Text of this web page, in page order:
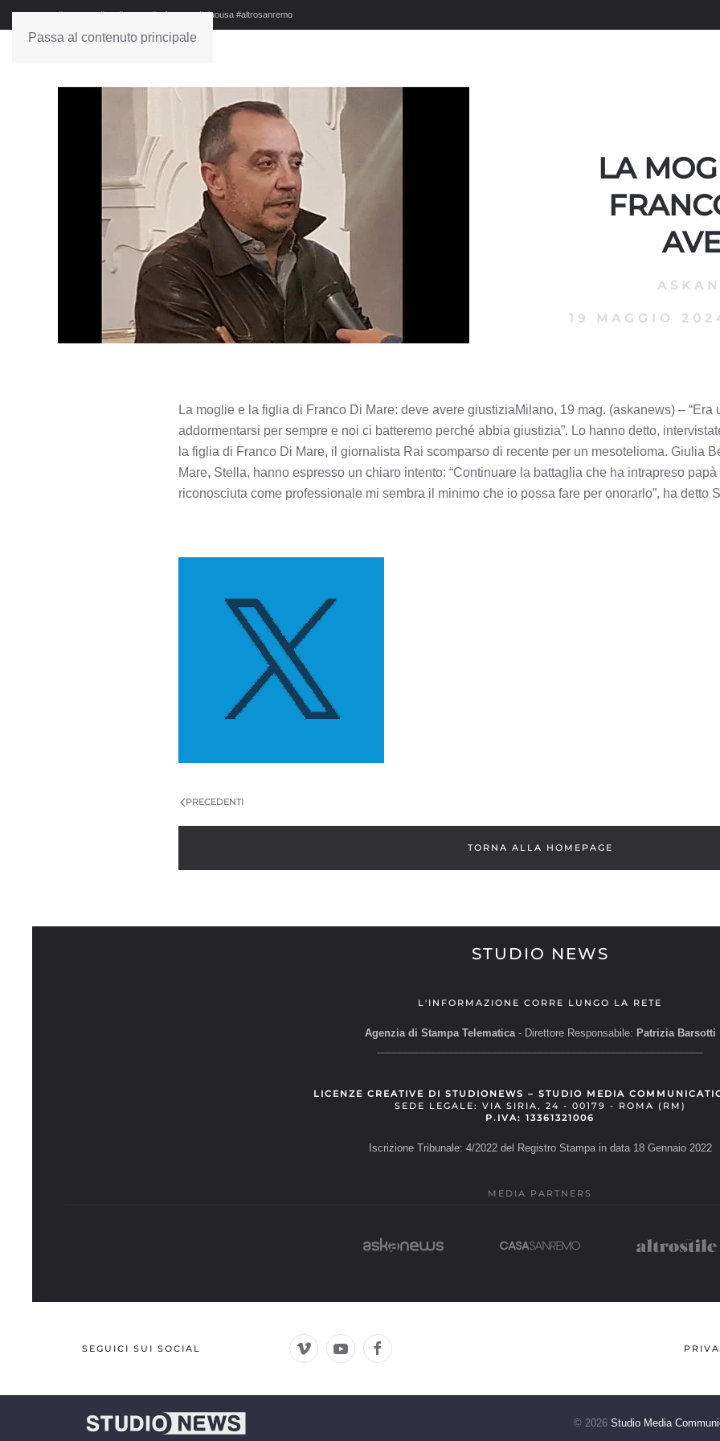
Passa al contenuto principale
#sanremo #studionews #askanews #ciaousa #altrosanremo
LA
19 MAGGIO
La moglie e la figlia di Franco Di Mare: deve avere giustiziaMilano, 19 mag. (askanews) – “Era
addormentarsi per sempre e noi ci batteremo perché abbia giustizia”. Lo hanno detto,
la figlia di Franco Di Mare, il giornalista Rai scomparso di recente per un mesotelioma. Giulia
Mare, Stella, hanno espresso un chiaro intento: “Continuare la battaglia che ha intrapreso
riconosciuta come professionale mi sembra il minimo che io possa fare per onorarlo”, ha detto
PRECEDENTI
TORNA ALLA HOMEPAGE
STUDIO NEWS
L'INFORMAZIONE CORRE LUNGO LA RETE
Agenzia di Stampa Telematica- Direttore Responsabile: Patrizia Barsotti
LICENZE CREATIVE DI STUDIONEWS – STUDIO MEDIA
SEDE LEGALE: VIA SIRIA, 24 - 00179 - ROMA (RM)
P.IVA: 13361321006
Iscrizione Tribunale: 4/2022 del Registro Stampa in data 18 Gennaio 2022
MEDIA PARTNERS
SEGUICI SUI SOCIAL
© 2026 Studio Media